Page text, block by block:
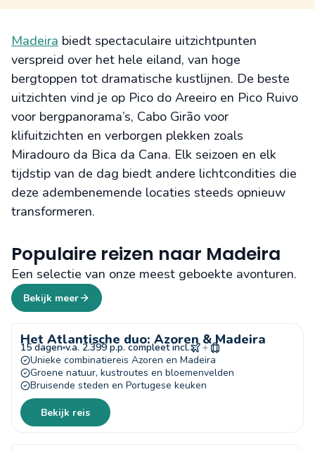
Madeira biedt spectaculaire uitzichtpunten
verspreid over het hele eiland, van hoge
bergtoppen tot dramatische kustlijnen. De beste
uitzichten vind je op Pico do Areeiro en Pico Ruivo
voor bergpanorama’s, Cabo Girão voor
klifuitzichten en verborgen plekken zoals
Miradouro da Bica da Cana. Elk seizoen en elk
tijdstip van de dag biedt andere lichtcondities die
deze adembenemende locaties steeds opnieuw
transformeren.
Populaire reizen naar Madeira
Een selectie van onze meest geboekte avonturen.
Bekijk meer
Het Atlantische duo: Azoren & Madeira
15 dagen v.a. 2.399 p.p. compleet incl.
Unieke combinatiereis Azoren en Madeira
Groene natuur, kustroutes en bloemenvelden
Bruisende steden en Portugese keuken
Bekijk reis